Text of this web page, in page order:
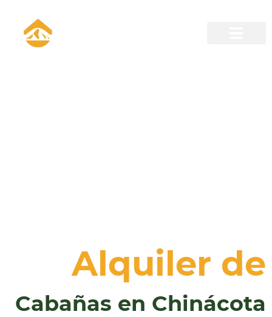
Alquiler de
Cabañas en Chinácota